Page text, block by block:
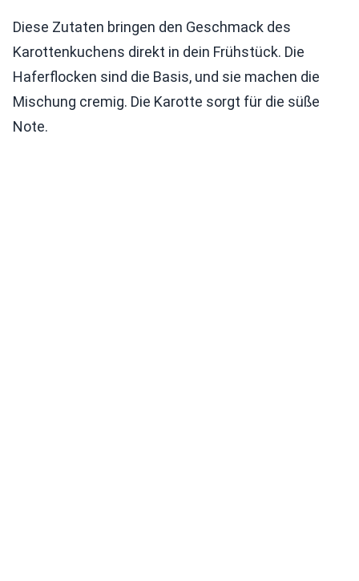
Diese Zutaten bringen den Geschmack des
Karottenkuchens direkt in dein Frühstück. Die
Haferflocken sind die Basis, und sie machen die
Mischung cremig. Die Karotte sorgt für die süße
Note.